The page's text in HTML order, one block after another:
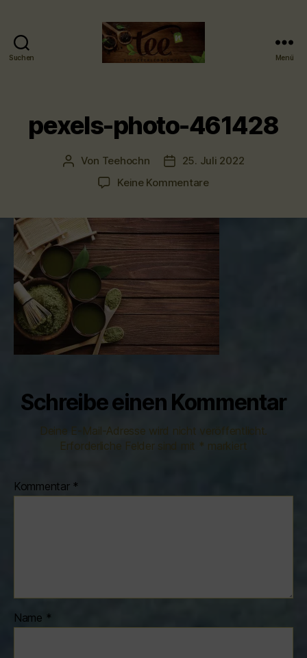
Suchen
Teefachgeschäft
Teehaus
Menü
pexels-photo-461428
Beitragsautor
Von Teehochn Veröffentlichungsdatum
25. Juli 2022
Keine Kommentarezu
Schreibe einen Kommentar
Deine E-Mail-Adresse wird nicht veröffentlicht.
Erforderliche Felder sind mit * markiert
Kommentar *
Name *